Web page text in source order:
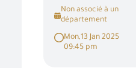
Non associé à un
département
Mon,13 Jan 2025
09:45 pm